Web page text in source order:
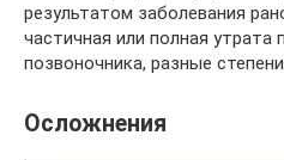
результатом заболевания
частичная или полная утрата
позвоночника, разные
Осложнения